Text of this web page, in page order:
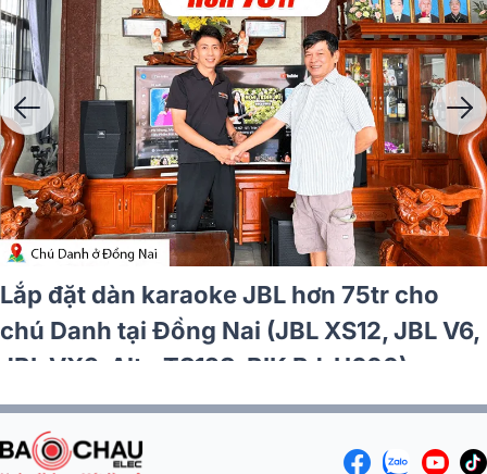
Lắp đặt dàn karaoke JBL hơn 75tr cho
chú Danh tại Đồng Nai (JBL XS12, JBL V6,
JBL VX9, Alto TS12S, BIK BJ-U600)